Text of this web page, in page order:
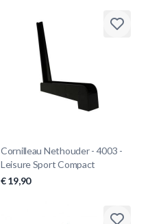
Cornilleau Nethouder - 4003 -
Leisure Sport Compact
€ 19,90